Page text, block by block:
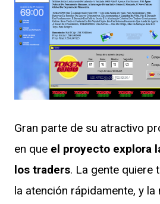
Gran parte de su atractivo
en que el proyecto explora
los traders. La gente quiere
la atención rápidamente, y